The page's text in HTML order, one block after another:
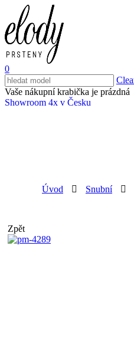
0
Vaše nákupní krabička je prázdná
Showroom 4x v Česku
Úvod Snubní
Zpět